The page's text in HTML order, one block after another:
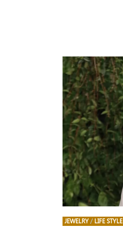
JEWELRY / LIFE STYLE